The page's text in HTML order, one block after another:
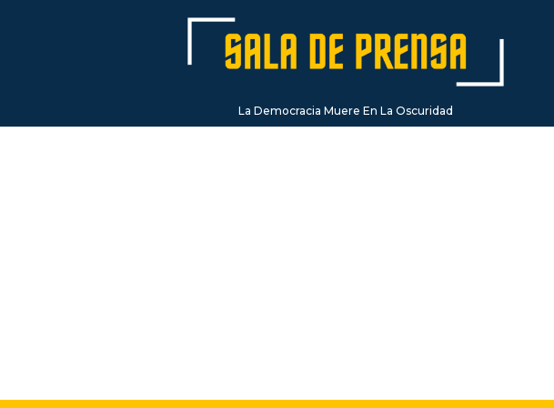
La Democracia Muere En La Oscuridad